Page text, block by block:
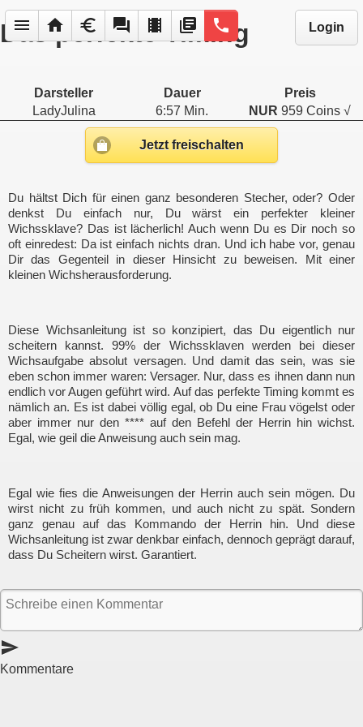
menu home euro forum local_movies library_books phone Login
Das perfekte Timing
Darsteller Dauer
Preis
LadyJulina
6:57 Min. NUR 959 Coins √
Jetzt freischalten
Du hältst Dich für einen ganz besonderen Stecher, oder? Oder
denkst Du einfach nur, Du wärst ein perfekter kleiner
Wichssklave? Das ist lächerlich! Auch wenn Du es Dir noch so
oft einredest: Da ist einfach nichts dran. Und ich habe vor, genau
Dir das Gegenteil in dieser Hinsicht zu beweisen. Mit einer
kleinen Wichsherausforderung.
Diese Wichsanleitung ist so konzipiert, das Du eigentlich nur
scheitern kannst. 99% der Wichssklaven werden bei dieser
Wichsaufgabe absolut versagen. Und damit das sein, was sie
eben schon immer waren: Versager. Nur, dass es ihnen dann nun
endlich vor Augen geführt wird. Auf das perfekte Timing kommt es
nämlich an. Es ist dabei völlig egal, ob Du eine Frau vögelst oder
aber immer nur den **** auf den Befehl der Herrin hin wichst.
Egal, wie geil die Anweisung auch sein mag.
Egal wie fies die Anweisungen der Herrin auch sein mögen. Du
wirst nicht zu früh kommen, und auch nicht zu spät. Sondern
ganz genau auf das Kommando der Herrin hin. Und diese
Wichsanleitung ist zwar denkbar einfach, dennoch geprägt darauf,
dass Du Scheitern wirst. Garantiert.
send
Kommentare